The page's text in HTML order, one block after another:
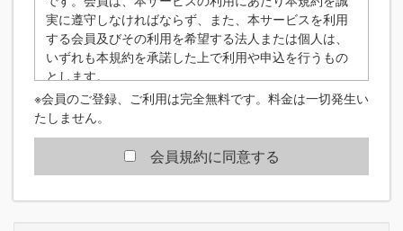
実に遵守しなければならず、また、本サービスを利用
する会員及びその利用を希望する法人または個人は、
いずれも本規約を承諾した上で利用や申込を行うもの
とします。
■第2条 （規約の変更等）
当社は、状況の変化その他の相当の事由がある
員の一般の利益に適合するとき、またはその変
※会員のご登録、ご利用は完全無料です。料金は一切発生い
たしません。
会員規約に同意する